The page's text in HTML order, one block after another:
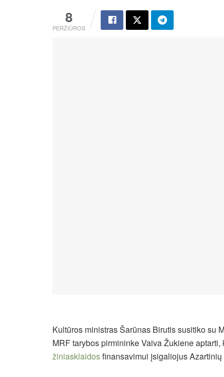
8
PERŽIŪROS
Kultūros ministras Šarūnas Birutis susitiko su
MRF tarybos pirmininke Vaiva Žukiene
žiniasklaidosfinansavimui įsigaliojus